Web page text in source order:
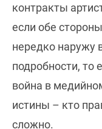
контракты
если обе
нередко наружу
подробности, то
война в
истины – кто
сложно.